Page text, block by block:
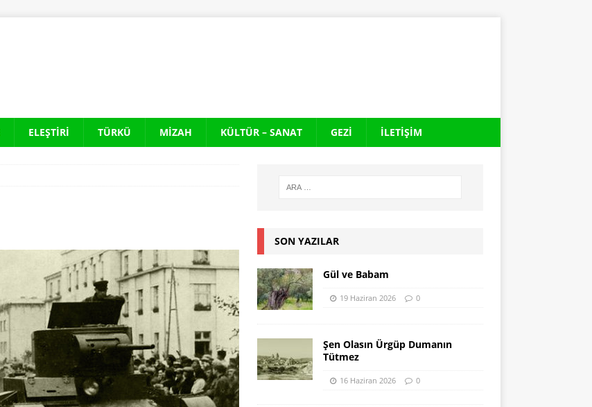
ELEŞTIRI TÜRKÜ MIZAH KÜLTÜR – SANAT GEZI İLETIŞIM
SON YAZILAR
Gül ve Babam
19 Haziran 2026 0
Şen Olasın Ürgüp Dumanın
Tütmez
16 Haziran 2026 0